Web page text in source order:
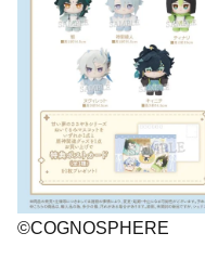
©COGNOSPHERE